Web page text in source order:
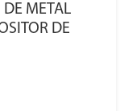
METAL
DE